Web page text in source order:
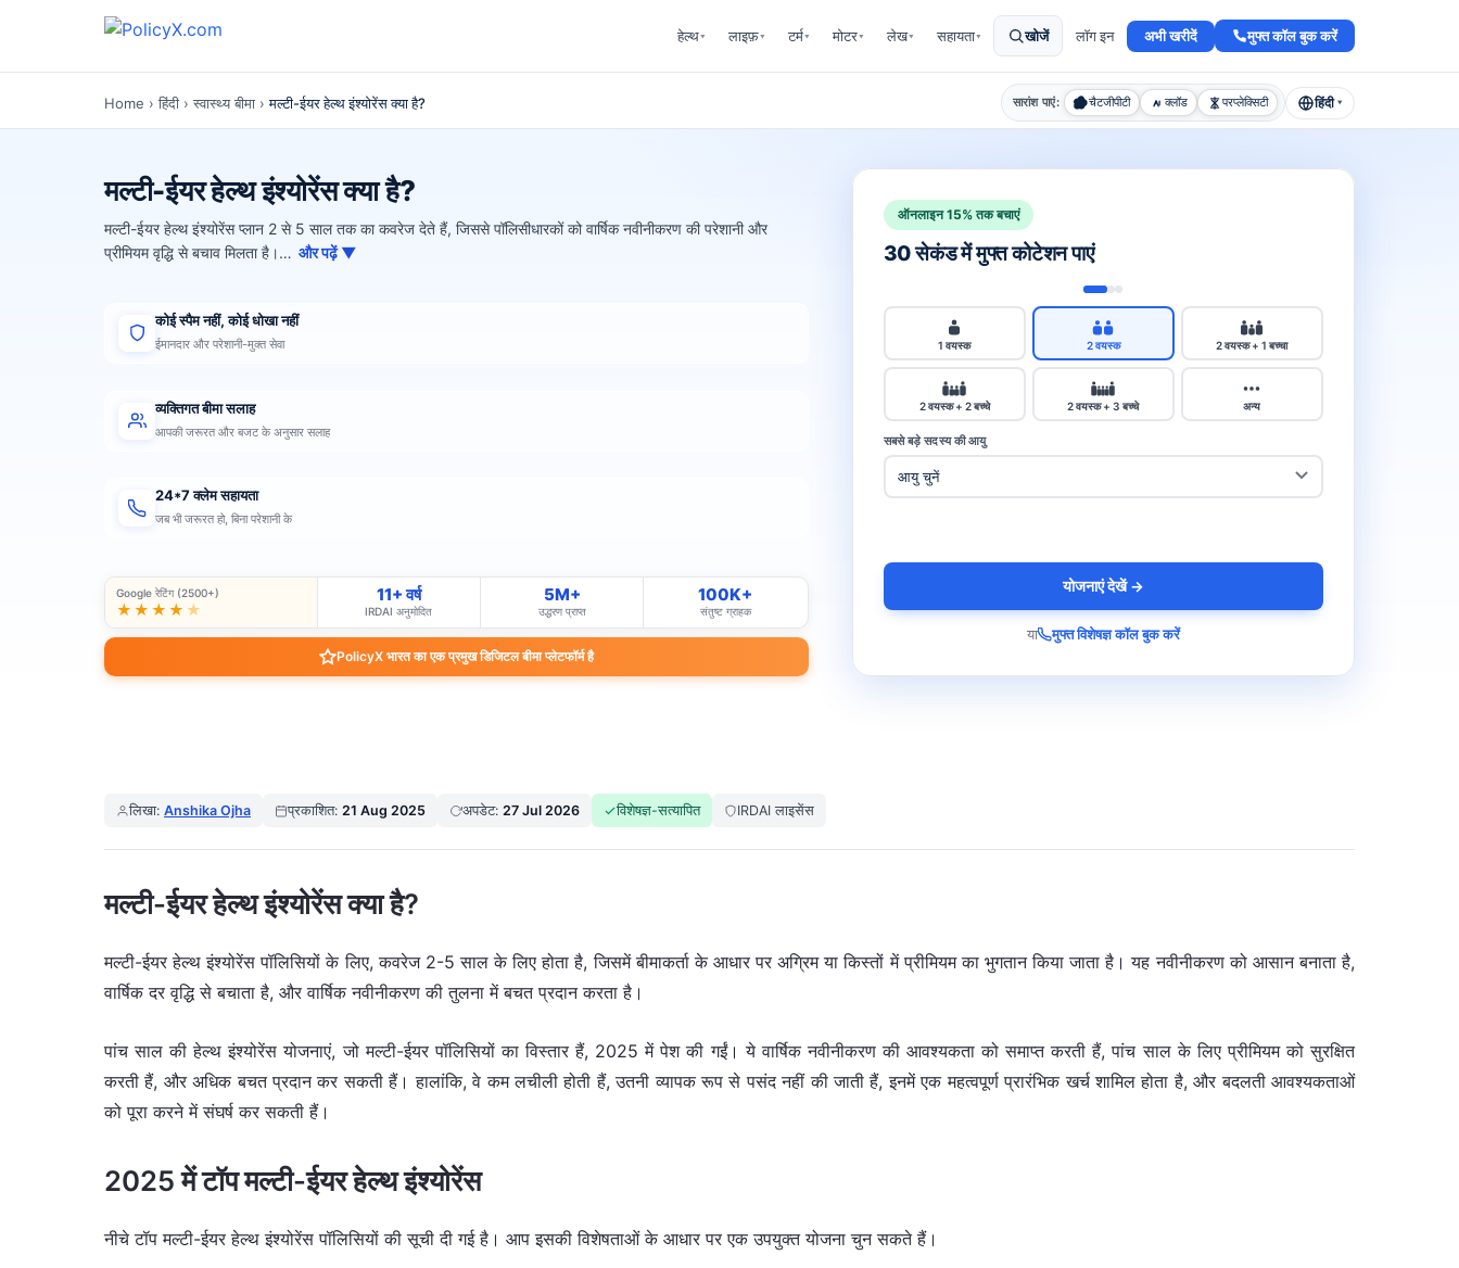
हेल्थ▾ लाइफ़▾ टर्म▾ मोटर▾ लेख▾ सहायता▾ खोजें लॉग इन अभी खरीदें मुफ्त कॉल बुक करें
Home › हिंदी › स्वास्थ्य बीमा ›मल्टी-ईयर हेल्थ इंश्योरेंस क्या है? सारांश पाएं: चैटजीपीटी क्लॉड परप्लेक्सिटी हिंदी ▾
मल्टी-ईयर हेल्थ इंश्योरेंस क्या है?
मल्टी-ईयर हेल्थ इंश्योरेंस प्लान 2 से 5 साल तक का कवरेज देते हैं, जिससे पॉलिसीधारकों को वार्षिक नवीनीकरण की परेशानी और
प्रीमियम वृद्धि से बचाव मिलता है।… और पढ़ें ▼
कोई स्पैम नहीं, कोई धोखा नहीं
ईमानदार और परेशानी-मुक्त सेवा
व्यक्तिगत बीमा सलाह
आपकी जरूरत और बजट के अनुसार सलाह
24*7 क्लेम सहायता
जब भी जरूरत हो, बिना परेशानी के
Google रेटिंग (2500+)
★★★★ ★
11+ वर्ष
IRDAI अनुमोदित
5M+
उद्धरण प्राप्त
100K+
संतुष्ट ग्राहक
PolicyX भारत का एक प्रमुख डिजिटल बीमा प्लेटफॉर्म है
ऑनलाइन 15% तक बचाएं
30 सेकंड में मुफ्त कोटेशन पाएं
1 वयस्क 2 वयस्क 2 वयस्क + 1 बच्चा
2 वयस्क + 2 बच्चे 2 वयस्क + 3 बच्चे अन्य
सबसे बड़े सदस्य की आयु
योजनाएं देखें →
या मुफ्त विशेषज्ञ कॉल बुक करें
लिखा: Anshika Ojha प्रकाशित: 21 Aug 2025 अपडेट: 27 Jul 2026 विशेषज्ञ-सत्यापित IRDAI लाइसेंस
मल्टी-ईयर हेल्थ इंश्योरेंस क्या है?
मल्टी-ईयर हेल्थ इंश्योरेंस पॉलिसियों के लिए, कवरेज 2-5 साल के लिए होता है, जिसमें बीमाकर्ता के आधार पर अग्रिम या किस्तों में प्रीमियम का भुगतान किया जाता है। यह नवीनीकरण को आसान बनाता है,
वार्षिक दर वृद्धि से बचाता है, और वार्षिक नवीनीकरण की तुलना में बचत प्रदान करता है।
पांच साल की हेल्थ इंश्योरेंस योजनाएं, जो मल्टी-ईयर पॉलिसियों का विस्तार हैं, 2025 में पेश की गईं। ये वार्षिक नवीनीकरण की आवश्यकता को समाप्त करती हैं, पांच साल के लिए प्रीमियम को सुरक्षित
करती हैं, और अधिक बचत प्रदान कर सकती हैं। हालांकि, वे कम लचीली होती हैं, उतनी व्यापक रूप से पसंद नहीं की जाती हैं, इनमें एक महत्वपूर्ण प्रारंभिक खर्च शामिल होता है, और बदलती आवश्यकताओं
को पूरा करने में संघर्ष कर सकती हैं।
2025 में टॉप मल्टी-ईयर हेल्थ इंश्योरेंस
नीचे टॉप मल्टी-ईयर हेल्थ इंश्योरेंस पॉलिसियों की सूची दी गई है। आप इसकी विशेषताओं के आधार पर एक उपयुक्त योजना चुन सकते हैं।